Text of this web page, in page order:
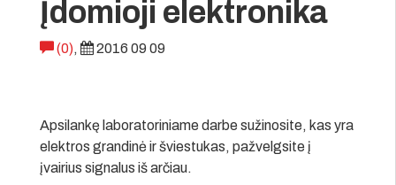
Įdomioji elektronika
(0), 2016 09 09
Apsilankę laboratoriniame darbe sužinosite, kas yra
elektros grandinė ir šviestukas, pažvelgsite į
įvairius signalus iš arčiau.